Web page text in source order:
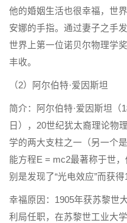
他的婚姻生活也很幸福，世
安娜的手指。通过妻子之手
世界上第一位诺贝尔物理学
丰收。
（2）阿尔伯特·爱因斯坦
简介：阿尔伯特·爱因斯坦（
日），20世纪犹太裔理论物
学的两大支柱之一（另一个
能方程E = mc2最著称于世
别是发现了“光电效应”而获
幸福原因：1905年获苏黎世
利局任职，在苏黎世工业大